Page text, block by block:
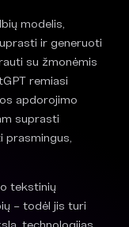
modelis,
ir generuoti
su žmonėmis
remiasi
apdorojimo
suprasti
prasmingus,
tekstinių
– todėl jis turi